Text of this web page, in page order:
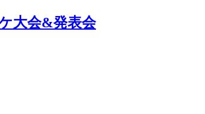
大会&発表会